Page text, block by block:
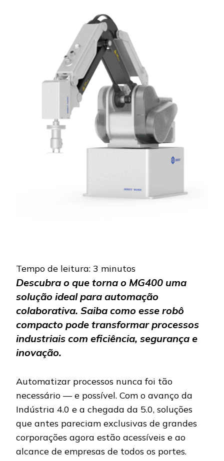
Tempo de leitura: 3 minutos
Descubra o que torna o MG400 uma
solução ideal para automação
colaborativa. Saiba como esse robô
compacto pode transformar processos
industriais com eficiência, segurança e
inovação.
Automatizar processos nunca foi tão
necessário — e possível. Com o avanço da
Indústria 4.0 e a chegada da 5.0, soluções
que antes pareciam exclusivas de grandes
corporações agora estão acessíveis e ao
alcance de empresas de todos os portes.